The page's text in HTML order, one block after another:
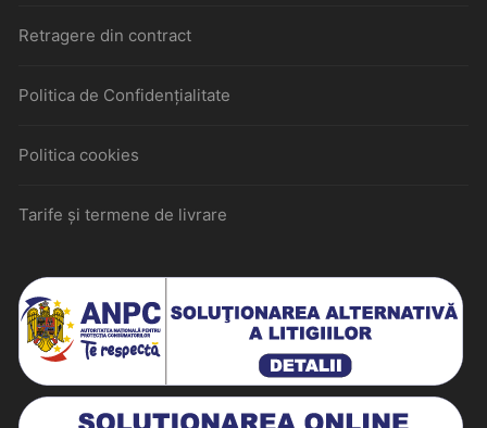
Retragere din contract
Politica de Confidențialitate
Politica cookies
Tarife și termene de livrare